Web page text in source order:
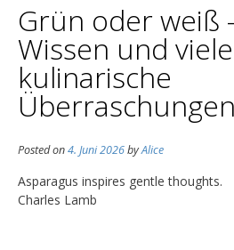
Grün oder weiß
Wissen und viele
kulinarische
Überraschungen
Posted on4. Juni 2026byAlice
Asparagus inspires gentle thoughts.
Charles Lamb